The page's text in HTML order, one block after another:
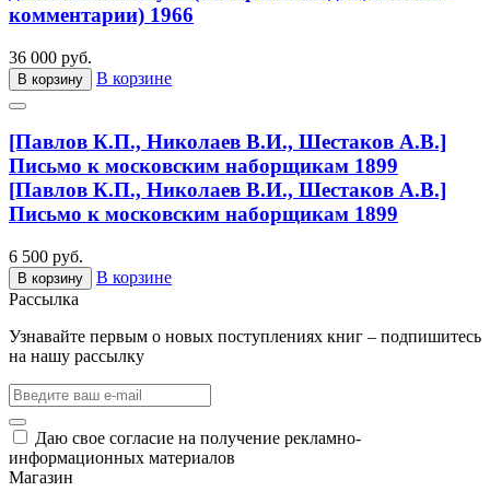
комментарии) 1966
36 000 руб.
В корзину В корзине
[Павлов К.П., Николаев В.И., Шестаков А.В.]
Письмо к московским наборщикам 1899
[Павлов К.П., Николаев В.И., Шестаков А.В.]
Письмо к московским наборщикам 1899
6 500 руб.
В корзину
В корзине
Рассылка
Узнавайте первым о новых поступлениях книг – подпишитесь
на нашу рассылку
Даю свое согласие на получение рекламно-
информационных материалов
Магазин